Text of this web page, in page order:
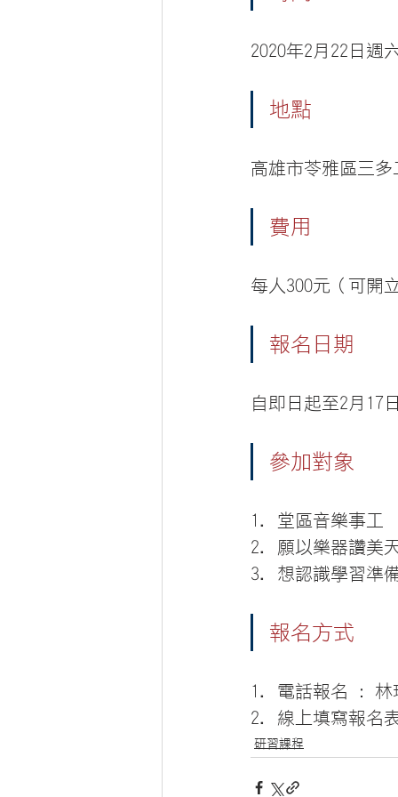
2020年2月22日週
地點
高雄市苓雅區三
費用
每人300元（可開
報名日期
自即日起至2月17
參加對象
1. 堂區音樂事工
2. 願以樂器讚美
3. 想認識學習準
報名方式
1. 電話報名 : 林
2. 線上填寫報名
研習課程